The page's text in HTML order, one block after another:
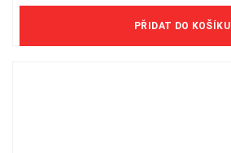
288 Kč/ks bez DPH
PŘIDAT DO KOŠÍKU